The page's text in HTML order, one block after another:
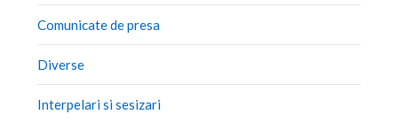
Comunicate de presa
Diverse
Interpelari si sesizari